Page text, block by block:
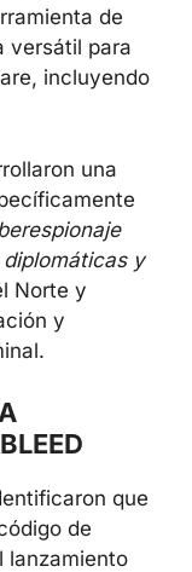
de
versátil para
incluyendo
una
y
Norte y
y
que
de
lanzamiento